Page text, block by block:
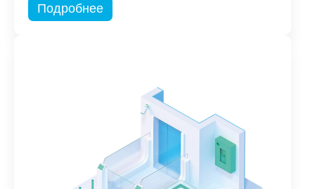
Подробнее